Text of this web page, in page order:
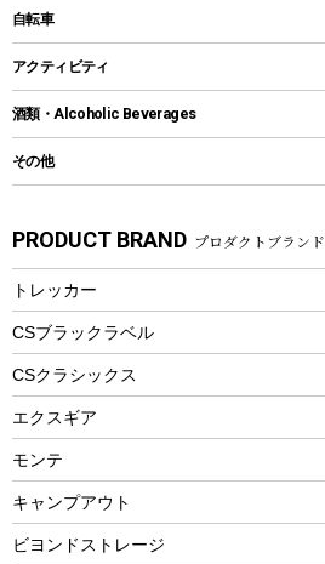
グランドシート
ガイドロープ
ツール
焚き火台&ストーブ
火起こし
バーベキューツール
クッキングツール
ナイフ
カトラリー
マグカップ、カップ
ステンレスボトル
フードボトル
トレー
ランチョンマット
ランチボックス
ディズニーボトル
保冷剤
リュック、バックパック
トートバッグ、サコッシュ
ショッピングキャリー
その他アウトドア雑貨
スプレー関係
ツール、他
インフレータブル
カヤック
パドル
ヘルメット
エアーポンプ
アクセサリー
自転車
折りたたみ自転車
スポーツサイクル
シティサイクル
自転車ウェア
アクティビティ
マリン
ラッシュガード
パラソル
フローティングベスト
ヘルメット
エアーポンプ
ビーチテント
ウィンター
スノーシュー
防寒ウェア
酒類・Alcoholic Beverages
その他
湯たんぽ
防災用品
PRODUCT BRAND プロダクトブランド
トレッカー
CSブラックラベル
CSクラシックス
エクスギア
モンテ
キャンプアウト
ビヨンドストレージ